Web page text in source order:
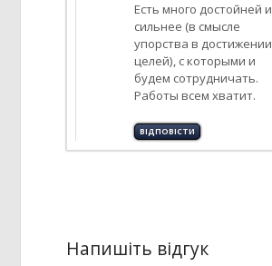
Есть много достойней и
сильнее (в смысле
упорства в достижении
целей), с которыми и
будем сотрудничать.
Работы всем хватит.
ВІДПОВІCТИ
Напишіть відгук